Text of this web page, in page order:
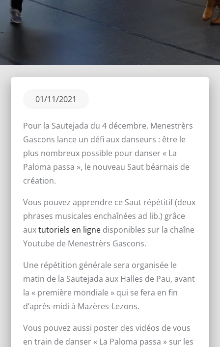
Posted
01/11/2021
Pour la Sautejada du 4 décembre, Menestrèrs
Gascons lance un défi aux danseurs : être le
plus nombreux possible pour danser « La
Paloma passa », le nouveau Saut béarnais de
création.
Vous pouvez apprendre ce Saut répétitif (deux
phrases musicales enchaînées ad lib.) grâce
auxtutoriels en ligne disponibles sur la chaîne
Youtube de Menestrèrs Gascons.
Une répétition générale sera organisée le
matin de la Sautejada aux Halles de Pau, avant
la « première mondiale » qui se fera en fin
d’après-midi à Mazères-Lezons.
Vous pouvez aussi poster des vidéos de vous
en train de danser « La Paloma passa » sur les